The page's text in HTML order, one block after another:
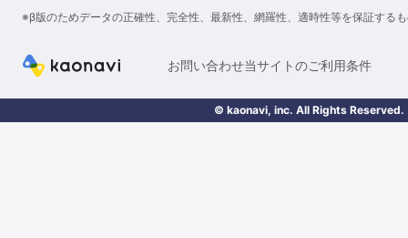
※β版のためデータの正確性、完全性、最新性、網羅性、適時性等を保証する
お問い合わせ当サイトのご利用条件
© kaonavi, inc. All Rights Reserved.